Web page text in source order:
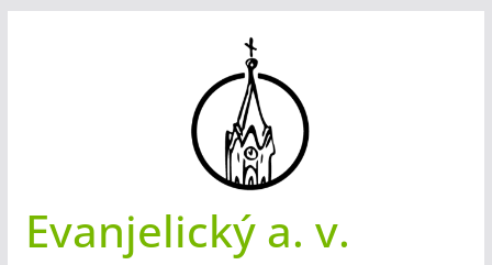
Evanjelický a. v.